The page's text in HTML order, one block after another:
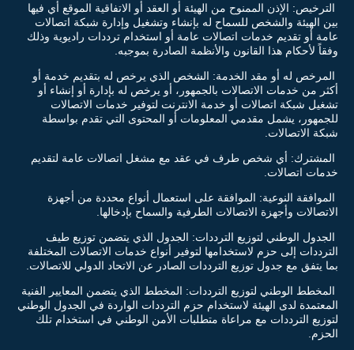
الترخيص: الإذن الممنوح من الهيئة أو العقد أو الاتفاقية الموقع أي فيها
بين الهيئة والشخص للسماح له بإنشاء وتشغيل وإدارة شبكة اتصالات
عامة أو تقديم خدمات اتصالات عامة أو استخدام ترددات راديوية وذلك
وفقاً لأحكام هذا القانون والأنظمة الصادرة بموجبه.
المرخص له أو مقد الخدمة: الشخص الذي يرخص له بتقديم خدمة أو
أكثر من خدمات الاتصالات بالجمهور، أو يرخص له بإدارة أو إنشاء أو
تشغيل شبكة اتصالات أو خدمة الانترنت لتوفير خدمات الاتصالات
للجمهور، يشمل مقدمي المعلومات أو المحتوى التي تقدم بواسطة
شبكة الاتصالات.
المشترك: أي شخص طرف في عقد مع مشغل اتصالات عامة لتقديم
خدمات اتصالات.
الموافقة النوعية: الموافقة على استعمال أنواع محددة من أجهزة
الاتصالات وأجهزة الاتصالات الطرفية والسماح بإدخالها.
الجدول الوطني لتوزيع الترددات: الجدول الذي يتضمن توزيع طيف
الترددات إلى حزم لاستخدامها لتوفير أنواع خدمات الاتصالات المختلفة
بما يتفق مع جدول توزيع الترددات الصادر عن الاتحاد الدولي للاتصالات.
المخطط الوطني لتوزيع الترددات: المخطط الذي يتضمن المعايير الفنية
المعتمدة لدى الهيئة لاستخدام حزم الترددات الواردة في الجدول الوطني
لتوزيع الترددات مع مراعاة متطلبات الأمن الوطني في استخدام تلك
الحزم.